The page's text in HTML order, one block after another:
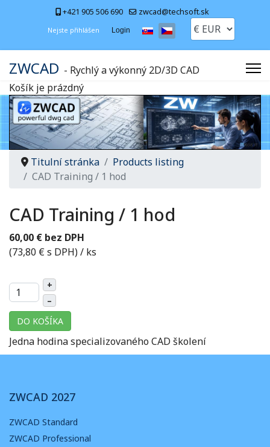
+421 905 506 690 zwcad@techsoft.sk
Nejste přihlášen Login Zvolte jazyk
ZWCAD - Rychlý a výkonný 2D/3D CAD
Košík je prázdný
Titulní stránka
Products listing
CAD Training / 1 hod
CAD Training / 1 hod
60,00 € bez DPH
(73,80 € s DPH)/ ks
+
–
DO KOŠÍKA
Jedna hodina specializovaného CAD školení
ZWCAD 2027
ZWCAD Standard
ZWCAD Professional